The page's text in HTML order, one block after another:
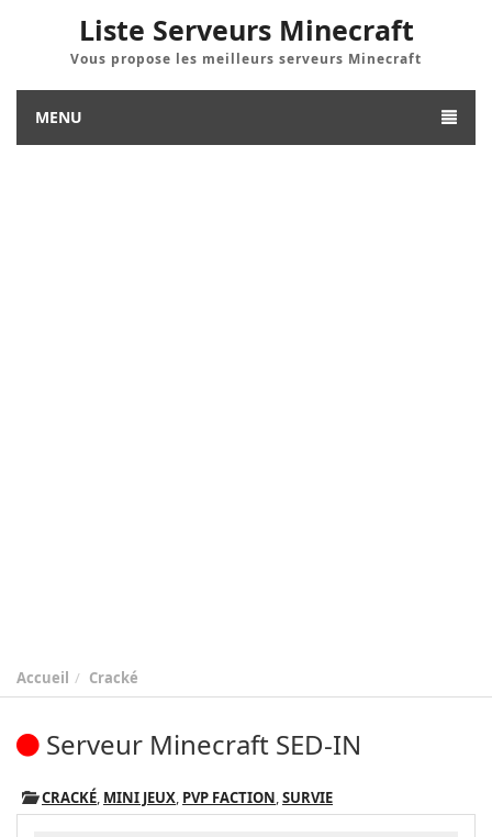
Liste Serveurs Minecraft
Vous propose les meilleurs serveurs Minecraft
MENU
Accueil Cracké
Serveur Minecraft SED-IN
CRACKÉ, MINI JEUX, PVP FACTION,SURVIE